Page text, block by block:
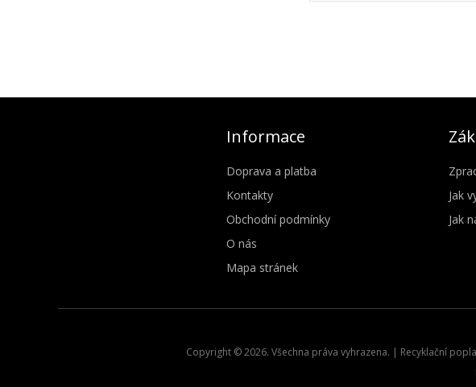
Informace
Doprava a platba
Kontakty
Obchodní podmínky
O nás
Mapa stránek
Jak
Jak
Copyright © 2026. Všechna práva vyhrazena. | Recyklační